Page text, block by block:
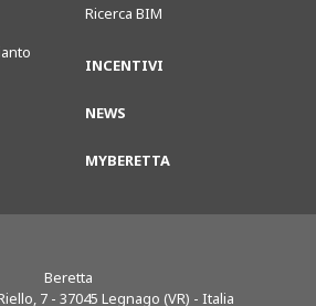
Ricerca BIM
INCENTIVI
NEWS
MYBERETTA
Beretta
7 - 37045 Legnago (VR) - Italia